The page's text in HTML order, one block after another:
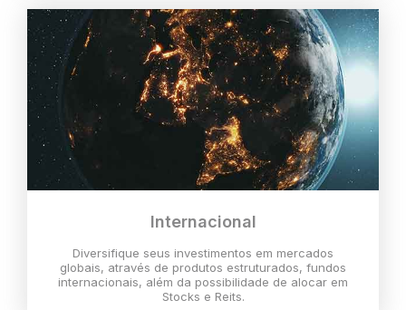
Internacional
Diversifique seus investimentos em mercados
globais, através de produtos estruturados, fundos
internacionais, além da possibilidade de alocar em
Stocks e Reits.